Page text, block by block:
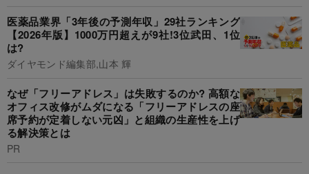
医薬品業界「3年後の予測年収」29社ランキング
【2026年版】1000万円超えが9社!3位武田、1位
は?
ダイヤモンド編集部,山本 輝
なぜ「フリーアドレス」は失敗するのか? 高額な
オフィス改修がムダになる「フリーアドレスの座
席予約が定着しない元凶」と組織の生産性を上げ
る解決策とは
PR